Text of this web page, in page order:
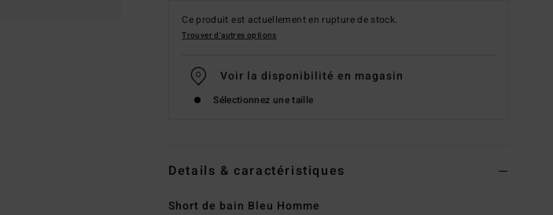
Ce produit est actuellement en rupture de stock.
Trouver d'autres options
Voir la disponibilité en magasin
Sélectionnez une taille
Details & caractéristiques
Short de bain Bleu Homme